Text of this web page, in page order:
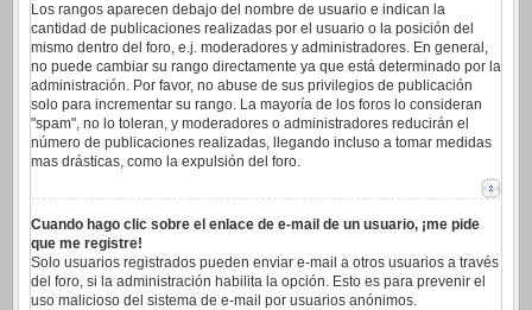
Los rangos aparecen debajo del nombre de usuario e indican la
cantidad de publicaciones realizadas por el usuario o la posición del
mismo dentro del foro, e.j. moderadores y administradores. En general,
no puede cambiar su rango directamente ya que está determinado por la
administración. Por favor, no abuse de sus privilegios de publicación
solo para incrementar su rango. La mayoría de los foros lo consideran
"spam", no lo toleran, y moderadores o administradores reducirán el
número de publicaciones realizadas, llegando incluso a tomar medidas
mas drásticas, como la expulsión del foro.
Cuando hago clic sobre el enlace de e-mail de un usuario, ¡me pide
que me registre!
Solo usuarios registrados pueden enviar e-mail a otros usuarios a través
del foro, si la administración habilita la opción. Esto es para prevenir el
uso malicioso del sistema de e-mail por usuarios anónimos.